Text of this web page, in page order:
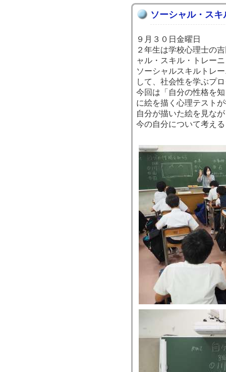
ソーシャル・ス
９月３０日金曜日
２年生は学校心理士の
ャル・スキル・トレー
ソーシャルスキルトレ
して、社会性を学ぶプ
今回は「自分の性格を
に絵を描く心理テスト
自分が描いた絵を見な
今の自分について考え